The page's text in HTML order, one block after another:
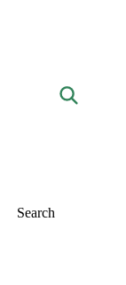
Search